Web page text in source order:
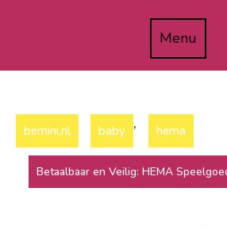
Menu
bemini.nl baby , hema
Betaalbaar en Veilig: HEMA